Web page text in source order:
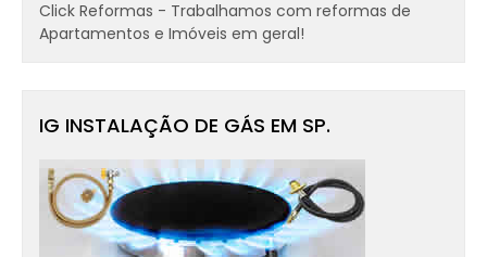
Click Reformas - Trabalhamos com reformas de
Apartamentos e Imóveis em geral!
IG INSTALAÇÃO DE GÁS EM SP.